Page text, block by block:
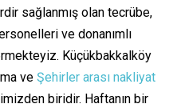
sağlanmış olan tecrübe,
ve donanımlı
Küçükbakkalköy
ve Şehirler arası nakliyat
biridir. Haftanın bir